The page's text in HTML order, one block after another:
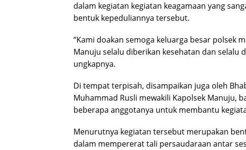
dalam kegiatan kegiatan keagamaan yang
bentuk kepeduliannya tersebut.
“Kami doakan semoga keluarga besar polsek
Manuju selalu diberikan kesehatan dan selalu
ungkapnya.
Di tempat terpisah, disampaikan juga oleh
Muhammad Rusli mewakili Kapolsek Manuju,
beberapa anggotanya untuk membantu
Menurutnya kegiatan tersebut merupakan
dalam mempererat tali persaudaraan antar